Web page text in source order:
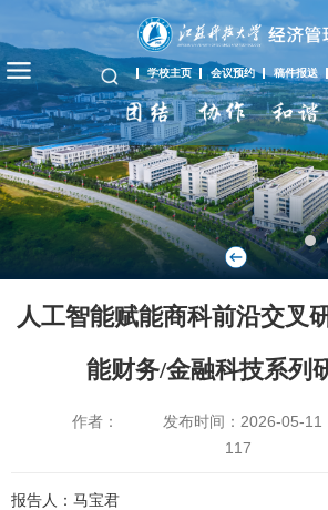
学校主页 会议预约 稿件报送
人工智能赋能商科前沿交叉
能财务/金融科技系列
作者： 发布时间：2026-05-11
117
报告人：马宝君